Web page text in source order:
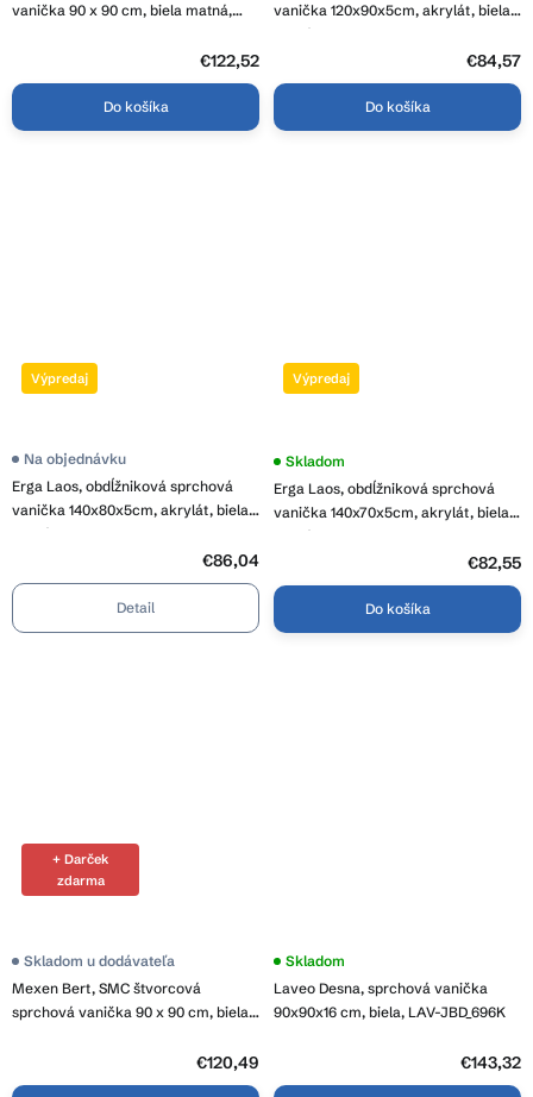
vanička 90 x 90 cm, biela matná,
€122,52
Do košíka
vanička 120x90x5cm, akrylát, biela
lesklá, ERG-V06-ACR-9012S-WH-CR
€84,57
Do košíka
Výpredaj
Erga Laos, obdĺžniková sprchová
vanička 140x80x5cm, akrylát, biela
lesklá, ERG-V06-ACR-8014S-WH-CR
Na objednávku
€86,04
Detail
Výpredaj
Erga Laos, obdĺžniková sprchová
vanička 140x70x5cm, akrylát, biela
lesklá, ERG-V06-ACR-7014S-WH-CR
Skladom
€82,55
Do košíka
+ Darček
zdarma
Mexen Bert, SMC štvorcová
sprchová vanička 90 x 90 cm, biela,
Skladom u dodávateľa
€120,49
Laveo Desna, sprchová vanička
90x90x16 cm, biela, LAV-JBD_696K
Skladom
€143,32